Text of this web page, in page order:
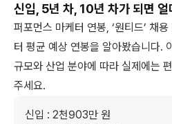
신입, 5년 차, 10년 차가 되면 얼
퍼포먼스 마케터 연봉, ‘원티드’ 채
터 평균 예상 연봉을 알아봤습니다.
규모와 산업 분야에 따라 실제에는
주세요.
신입 : 2천903만 원